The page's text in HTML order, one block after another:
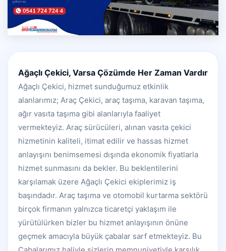
Ağaçlı Çekici, Varsa Çözümde Her Zaman Vardır
Ağaçlı Çekici, hizmet sunduğumuz etkinlik
alanlarımız; Araç Çekici, araç taşıma, karavan taşıma,
ağır vasıta taşıma gibi alanlarıyla faaliyet
vermekteyiz. Araç sürücüleri, alınan vasıta çekici
hizmetinin kaliteli, itimat edilir ve hassas hizmet
anlayışını benimsemesi dışında ekonomik fiyatlarla
hizmet sunmasını da bekler. Bu beklentilerini
karşılamak üzere Ağaçlı Çekici ekiplerimiz iş
başındadır. Araç taşıma ve otomobil kurtarma sektörü
birçok firmanın yalnızca ticaretçi yaklaşım ile
yürütülürken bizler bu hizmet anlayışının önüne
geçmek amacıyla büyük çabalar sarf etmekteyiz. Bu